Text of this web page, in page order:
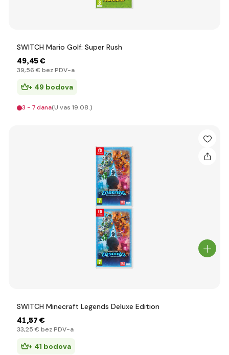
SWITCH Mario Golf: Super Rush
49,45 €
39,56 € bez PDV-a
+ 49 bodova
3 - 7 dana(U vas 19.08.)
SWITCH Minecraft Legends Deluxe Edition
41,57 €
33,25 € bez PDV-a
+ 41 bodova